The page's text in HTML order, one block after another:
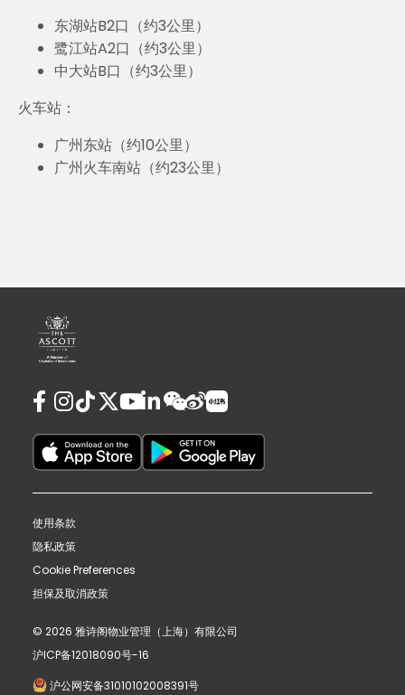
东湖站B2口（约3公里）
鹭江站A2口（约3公里）
中大站B口（约3公里）
火车站：
广州东站（约10公里）
广州火车南站（约23公里）
使用条款
隐私政策
Cookie Preferences
担保及取消政策
© 2026 雅诗阁物业管理（上海）有限公司
沪ICP备12018090号-16
沪公网安备31010102008391号